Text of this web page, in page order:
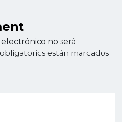
no será
están marcados